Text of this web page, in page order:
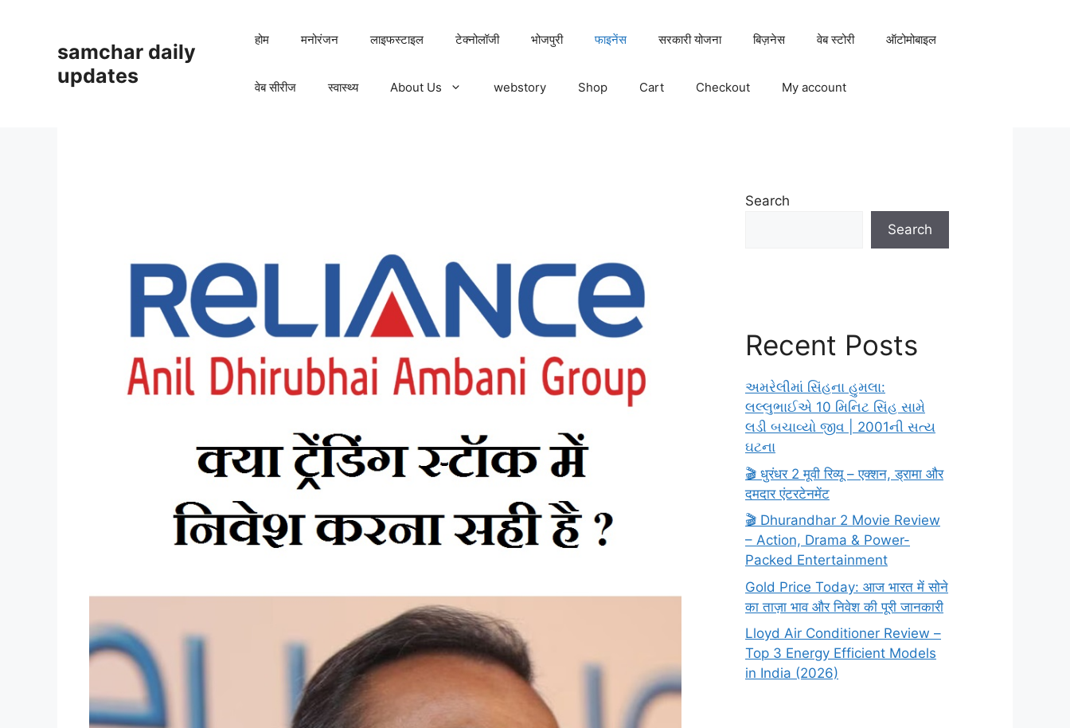
samchar daily
updates
होम मनोरंजन लाइफस्टाइल टेक्नोलॉजी भोजपुरी फाइनेंस सरकारी योजना बिज़नेस वेब स्टोरी ऑटोमोबाइल
वेब सीरीज स्वास्थ्य About Us webstory Shop Cart Checkout My account
Search
Search
Recent Posts
અમરેલીમાં સિંહના હુમલા:
લલ્લુભાઈએ 10 મિનિટ સિંહ સામે
લડી બચાવ્યો જીવ | 2001ની સત્ય
ઘટના
🎬 धुरंधर 2 मूवी रिव्यू – एक्शन, ड्रामा और
दमदार एंटरटेनमेंट
🎬 Dhurandhar 2 Movie Review
– Action, Drama & Power-
Packed Entertainment
Gold Price Today: आज भारत में सोने
का ताज़ा भाव और निवेश की पूरी जानकारी
Lloyd Air Conditioner Review –
Top 3 Energy Efficient Models
in India (2026)